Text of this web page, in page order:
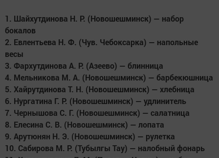
1. Шайхутдинова Н. Р. (Новошешминск) — набор
бокалов
2. Евлентьева Н. Ф. (Чув. Чебоксарка) — напольные
весы
3. Фархутдинова А. Р. (Азеево) — блинница
4. Мельникова М. А. (Новошешминск) — барбекюшница
5. Хайрутдинова Т. Н. (Новошешминск) — хлебница
6. Нургатина Г. Р. (Новошешминск) — удлинитель
7. Чернышова С. Г. (Новошешминск) — салатница
8. Елесина С. В. (Новошешминск) — лопата
9. Арутюнян Н. Э. (Новошешминск) — рулетка
10. Сабирова М. Р. (Тубылгы Тау) — налобный фонарь